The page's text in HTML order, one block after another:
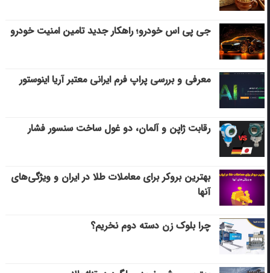
جی پی اس خودرو؛ راهکار جدید تامین امنیت خودرو
معرفی و بررسی پراپ فرم ایرانی معتبر آریا اینوستور
رقابت ژاپن و آلمان، دو غول ساخت سنسور فشار
بهترین بروکر برای معاملات طلا در ایران و ویژگی‌های
آنها
چرا بلوک زن دسته دوم نخریم؟